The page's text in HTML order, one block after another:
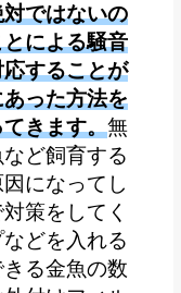
ではないの
による騒音
することが
った方法を
きます。無
ど飼育する
になってし
策をしてく
どを入れる
る金魚の数